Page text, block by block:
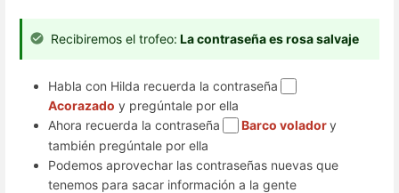
Recibiremos el trofeo: La contraseña es rosa salvaje
Habla con Hilda recuerda la contraseña
Acorazado y pregúntale por ella
Ahora recuerda la contraseña
Barco voladory
también pregúntale por ella
Podemos aprovechar las contraseñas nuevas que
tenemos para sacar información a la gente